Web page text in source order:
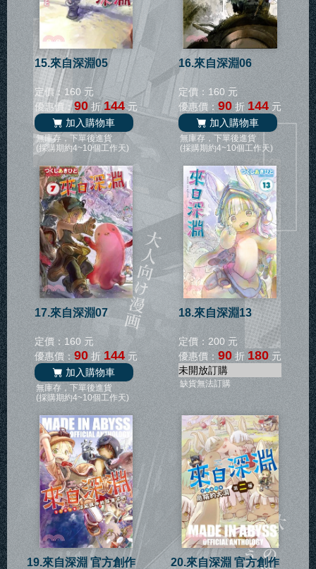
15.來自深淵05
定價：160 元
優惠價：90 折144元
加入購物車
無庫存，下單後進貨
(採購期約4~10個工作天)
16.來自深淵06
定價：160 元
優惠價： 90 折 144 元
加入購物車
無庫存，下單後進貨
(採購期約4~10個工作天)
17.來自深淵07
定價：160 元
優惠價： 90 折 144 元
加入購物車
無庫存，下單後進貨
(採購期約4~10個工作天)
18.來自深淵13
定價：200 元
優惠價： 90 折 180 元
未開放訂購
缺貨無法訂購
19.來自深淵 官方創作
20.來自深淵 官方創作